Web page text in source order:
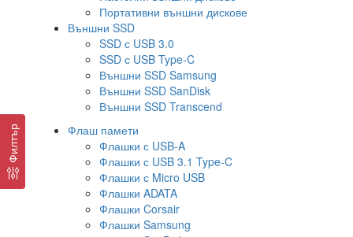
Портативни външни дискове
Външни SSD
SSD с USB 3.0
SSD с USB Type-C
Външни SSD Samsung
Външни SSD SanDisk
Външни SSD Transcend
Флаш памети
Флашки с USB-A
Флашки с USB 3.1 Type-C
Флашки с Micro USB
Флашки ADATA
Флашки Corsair
Флашки Samsung
Филтър